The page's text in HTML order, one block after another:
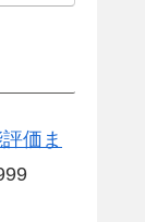
価ま